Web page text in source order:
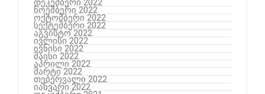
დეკემბერი 2022
ნოემბერი 2022
ოქტომბერი 2022
სექტემბერი 2022
აგვისტო 2022
ივლისი 2022
ივნისი 2022
მაისი 2022
აპრილი 2022
მარტი 2022
თებერვალი 2022
იანვარი 2022